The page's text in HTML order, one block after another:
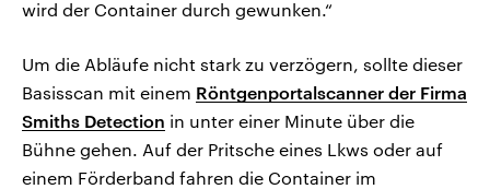
wird der Container durch gewunken.“
Um die Abläufe nicht stark zu verzögern, sollte dieser
Basisscan mit einem Röntgenportalscanner der Firma
Smiths Detection in unter einer Minute über die
Bühne gehen. Auf der Pritsche eines Lkws oder auf
einem Förderband fahren die Container im